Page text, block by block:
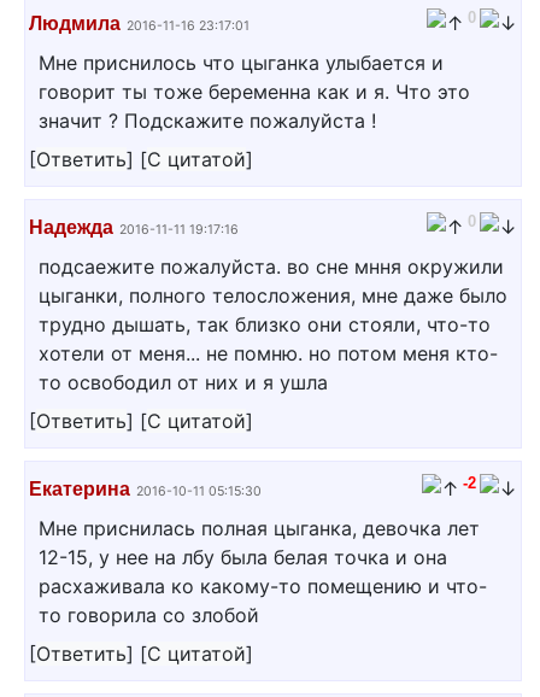
Людмила 2016-11-16 23:17:01 0
Мне приснилось что цыганка улыбается и
говорит ты тоже беременна как и я. Что это
значит ? Подскажите пожалуйста !
[Ответить] [С цитатой]
Надежда 2016-11-11 19:17:16 0
подсаежите пожалуйста. во сне мння окружили
цыганки, полного телосложения, мне даже было
трудно дышать, так близко они стояли, что-то
хотели от меня... не помню. но потом меня кто-
то освободил от них и я ушла
[Ответить] [С цитатой]
Екатерина 2016-10-11 05:15:30 -2
Мне приснилась полная цыганка, девочка лет
12-15, у нее на лбу была белая точка и она
расхаживала ко какому-то помещению и что-
то говорила со злобой
[Ответить] [С цитатой]